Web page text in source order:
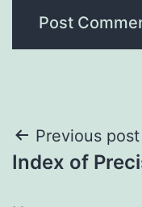
Post
Previous post
Index of